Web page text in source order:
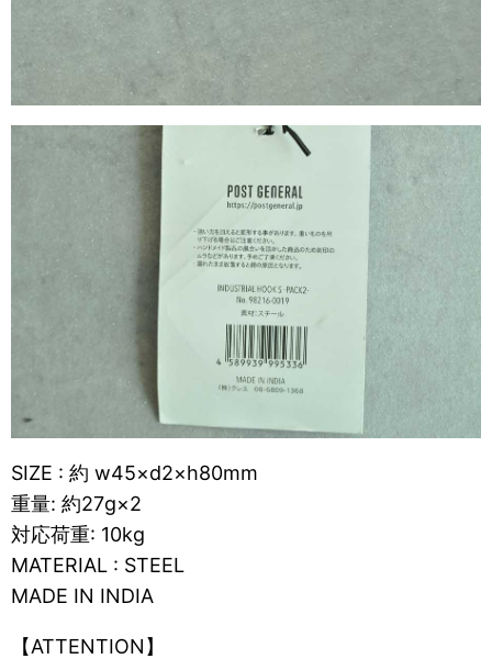
SIZE : 約 w45×d2×h80mm
重量: 約27g×2
対応荷重: 10kg
MATERIAL : STEEL
MADE IN INDIA
【ATTENTION】